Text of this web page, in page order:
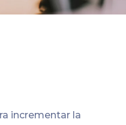
incrementar la